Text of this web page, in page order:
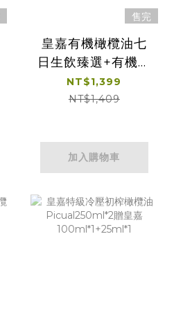
售完
皇嘉有機橄欖油七
日生飲臻選+有機特
級橄欖油100ml*1
NT$1,399
NT$1,409
加入購物車